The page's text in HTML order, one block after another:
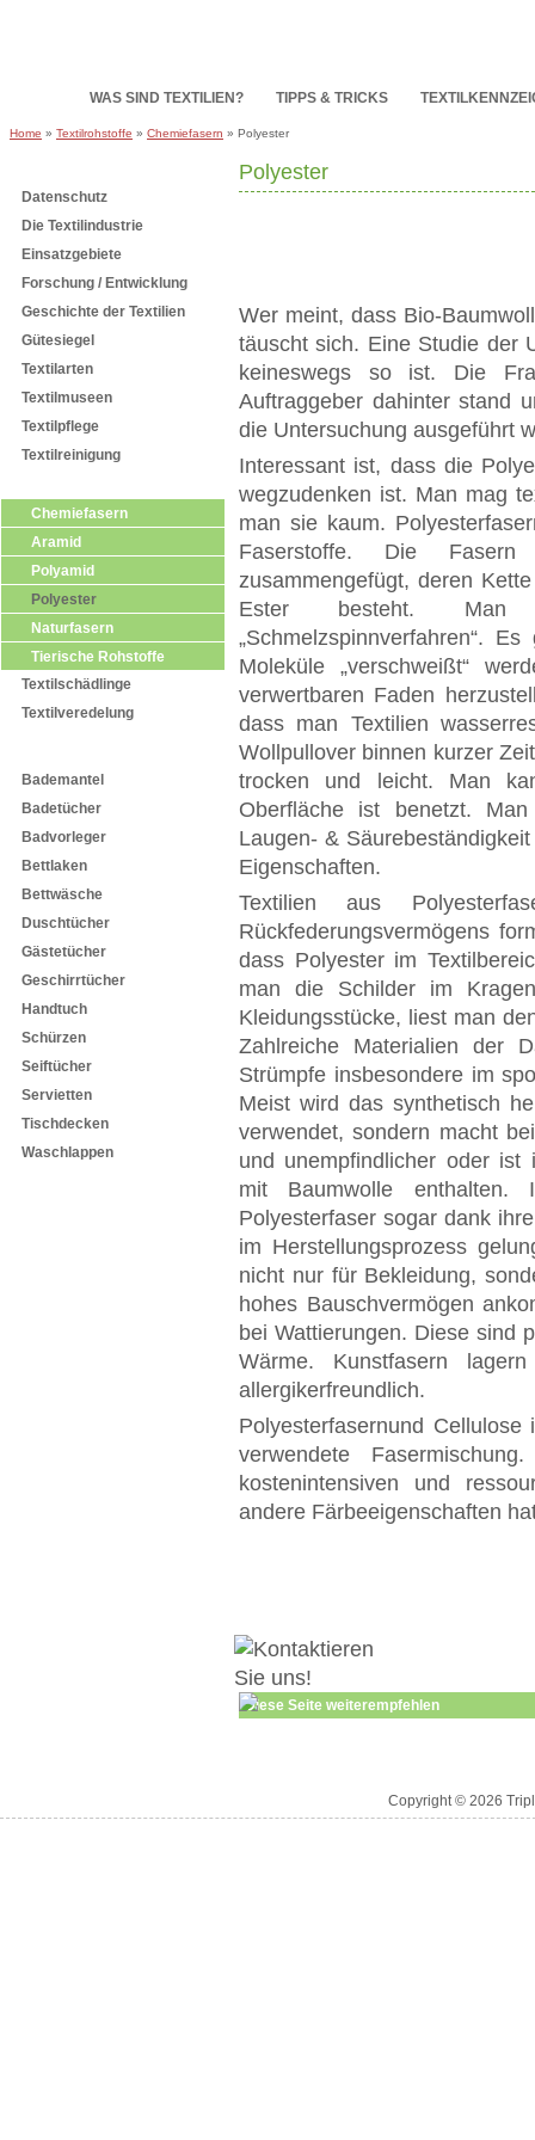
WAS SIND TEXTILIEN? TIPPS & TRICKS
Home » Textilrohstoffe » Chemiefasern » Polyester
Datenschutz
Die Textilindustrie
Einsatzgebiete
Forschung / Entwicklung
Geschichte der Textilien
Gütesiegel
Textilarten
Textilmuseen
Textilpflege
Textilreinigung
Chemiefasern
Aramid
Polyamid
Polyester
Naturfasern
Tierische Rohstoffe
Textilschädlinge
Textilveredelung
Bademantel
Badetücher
Badvorleger
Bettlaken
Bettwäsche
Duschtücher
Gästetücher
Geschirrtücher
Handtuch
Schürzen
Seiftücher
Servietten
Tischdecken
Waschlappen
Polyester
Wer meint, dass Bio-
täuscht sich. Eine Studie der
keineswegs so ist. Die
Auftraggeber dahinter stand
die Untersuchung ausgeführt
Interessant ist, dass die
wegzudenken ist. Man mag
man sie kaum.
Faserstoffe. Die
zusammengefügt, deren
Ester besteht. Man
„Schmelzspinnverfahren“.
Moleküle „verschweißt“
verwertbaren Faden
dass man Textilien
Wollpullover binnen kurzer
trocken und leicht. Man
Oberfläche ist benetzt.
Laugen- &
Eigenschaften.
Textilien aus
Rückfederungsvermögens
dass Polyester im
man die Schilder im
Kleidungsstücke, liest man
Zahlreiche Materialien der
Strümpfe insbesondere im
Meist wird das synthetisch
verwendet, sondern macht
und unempfindlicher oder ist
mit Baumwolle
Polyesterfaser sogar dank
im Herstellungsprozess
nicht nur für Bekleidung,
hohes Bauschvermögen
bei Wattierungen. Diese sind
Wärme. Kunstfasern
allergikerfreundlich.
Polyesterfasernund
verwendete
kostenintensiven und
andere Färbeeigenschaften
Diese Seite weiterempfehlen
Copyright © 2026